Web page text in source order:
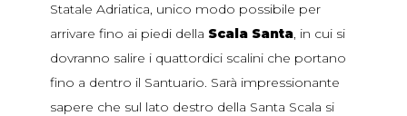
Statale Adriatica, unico modo possibile per
arrivare fino ai piedi della Scala Santa, in cui si
dovranno salire i quattordici scalini che portano
fino a dentro il Santuario. Sarà impressionante
sapere che sul lato destro della Santa Scala si